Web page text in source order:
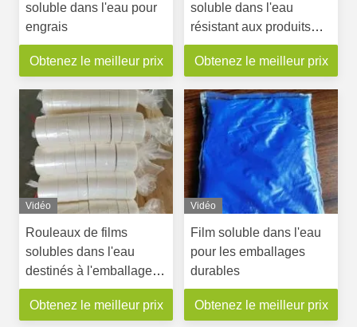
soluble dans l'eau pour
engrais
Obtenez le meilleur prix
soluble dans l'eau
résistant aux produits
chimiques et à la
température
Obtenez le meilleur prix
Vidéo
Rouleaux de films
solubles dans l'eau
destinés à l'emballage
en rouleaux
Obtenez le meilleur prix
Vidéo
Film soluble dans l'eau
pour les emballages
durables
Obtenez le meilleur prix